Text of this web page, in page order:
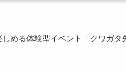
める体験型イベント「クワガタ